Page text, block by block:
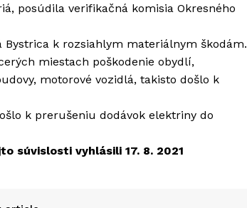
posúdila verifikačná komisia Okresného
Bystrica k rozsiahlym materiálnym škodám.
miestach poškodenie obydlí,
motorové vozidlá, takisto došlo k
k prerušeniu dodávok elektriny do
súvislosti vyhlásili 17. 8. 2021